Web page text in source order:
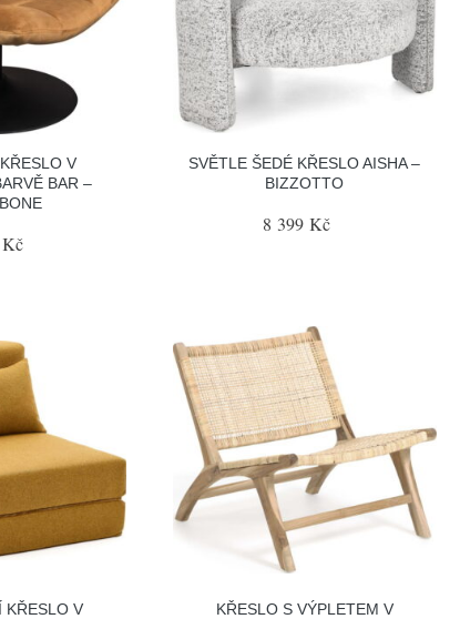
V
BAR –
Kč
SVĚTLE ŠEDÉ KŘESLO AISHA –
BIZZOTTO
8 399 Kč
KŘESLO V
KŘESLO S VÝPLETEM V